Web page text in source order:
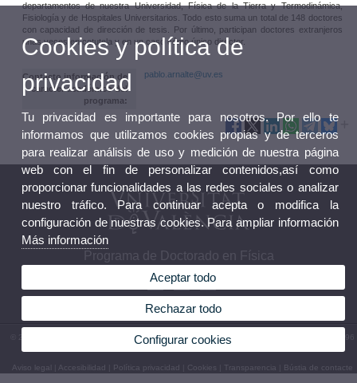
departamentos de nuestra Universidad, Física de la Tierra y Termodinámica,
Fisiología y de Hospitales Universitarios. Todo esto suma un total de 148 doctores
con capacidad de dirección de tesis. Por último, participan doctores extranjeros
unas veces en cotutela y en un caso cómo único director.
Contacto información de
caracter académico del
programa:
pablo.arnalte@uv.es
Programa de Doctorado en Física
© 2026 UV. - Av. Vicent Andrés Estellés, 19, 46100 Burjassot. Valencia. España. Tel. (+34) 96
354 33 07
Aviso legal Accesibilidad Política privacidad Cookies Transparencia Bústia de contacte
Cookies y política de
privacidad
Tu privacidad es importante para nosotros. Por ello te
informamos que utilizamos cookies propias y de terceros
para realizar análisis de uso y medición de nuestra página
web con el fin de personalizar contenidos,así como
proporcionar funcionalidades a las redes sociales o analizar
nuestro tráfico. Para continuar acepta o modifica la
configuración de nuestras cookies. Para ampliar información
Más información
Aceptar todo
Rechazar todo
Configurar cookies